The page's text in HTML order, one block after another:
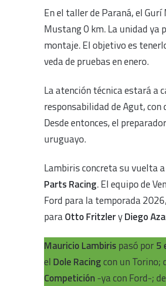
En el taller de Paraná, el
Mustang 0 km. La unidad ya
montaje. El objetivo es
veda de pruebas en enero.
La atención técnica estará a
responsabilidad de Agut,
Desde entonces, el
uruguayo.
Lambiris concreta su vuelta
Parts Racing. El equipo de
Ford para la temporada
paraOtto FritzleryDiego
Mauricio Lambiris pasó por5
el Dole Racingcon un Torino;
Competición -ya con Ford-;